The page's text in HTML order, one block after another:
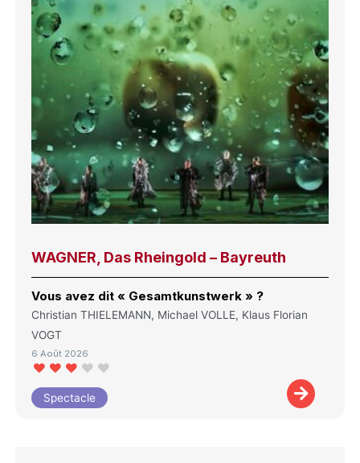
WAGNER, Das Rheingold – Bayreuth
Vous avez dit « Gesamtkunstwerk » ?
Christian THIELEMANN, Michael VOLLE, Klaus Florian
VOGT
6 Août 2026
Spectacle